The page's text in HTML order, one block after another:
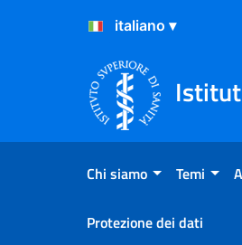
Salta al Contenuto
Salta al Footer
Chi siamo Temi
Protezione dei dati